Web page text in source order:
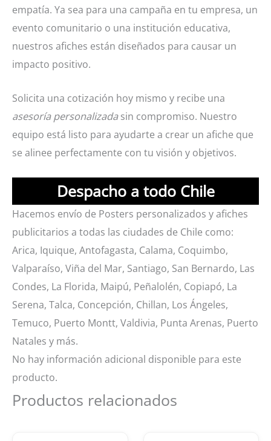
empatía. Ya sea para una campaña en tu empresa, un
evento comunitario o una institución educativa,
nuestros afiches están diseñados para causar un
impacto positivo.
Solicita una cotización hoy mismo y recibe una
asesoría personalizadasin compromiso. Nuestro
equipo está listo para ayudarte a crear un afiche que
se alinee perfectamente con tu visión y objetivos.
Despacho a todo Chile
Hacemos envío de Posters personalizados y afiches
publicitarios a todas las ciudades de Chile como:
Arica, Iquique, Antofagasta, Calama, Coquimbo,
Valparaíso, Viña del Mar, Santiago, San Bernardo, Las
Condes, La Florida, Maipú, Peñalolén, Copiapó, La
Serena, Talca, Concepción, Chillan, Los Ángeles,
Temuco, Puerto Montt, Valdivia, Punta Arenas, Puerto
Natales y más.
No hay información adicional disponible para este
producto.
Productos relacionados